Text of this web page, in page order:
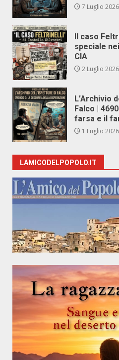
7 Luglio 2026
Il caso
speciale
CIA
2 Luglio 2026
L’Archivio
Falco |
farsa e il
1 Luglio 2026
LAMICODELPOPOLO.IT